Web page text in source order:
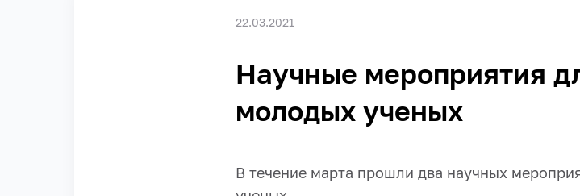
22.03.2021
Научные мероприятия
молодых ученых
В течение марта прошли два научных